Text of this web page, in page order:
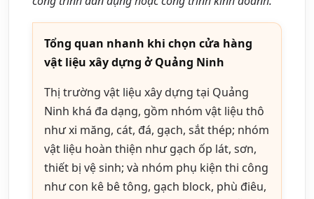
Tổng quan nhanh khi chọn cửa hàng
vật liệu xây dựng ở Quảng Ninh
Thị trường vật liệu xây dựng tại Quảng
Ninh khá đa dạng, gồm nhóm vật liệu thô
như xi măng, cát, đá, gạch, sắt thép; nhóm
vật liệu hoàn thiện như gạch ốp lát, sơn,
thiết bị vệ sinh; và nhóm phụ kiện thi công
như con kê bê tông, gạch block, phù điêu,